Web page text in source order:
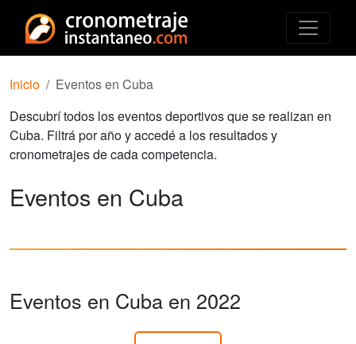
Inicio
Eventos en Cuba
Descubrí todos los eventos deportivos que se realizan en
Cuba. Filtrá por año y accedé a los resultados y
cronometrajes de cada competencia.
Eventos en Cuba
Eventos en Cuba en 2022